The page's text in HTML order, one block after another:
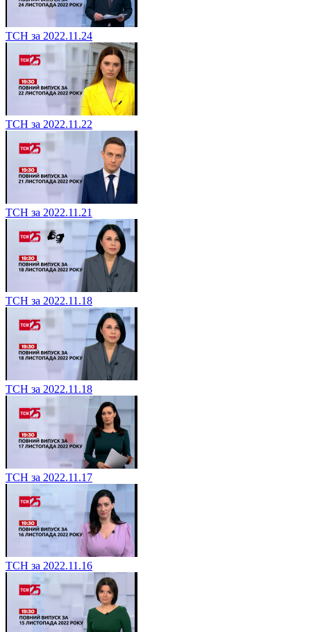
ТСН за 2022.11.24
ТСН за 2022.11.22
ТСН за 2022.11.21
ТСН за 2022.11.18
ТСН за 2022.11.18
ТСН за 2022.11.17
ТСН за 2022.11.16